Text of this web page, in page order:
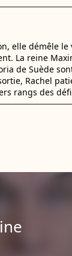
elle démêle
La reine
de Suède
Rachel
rangs des